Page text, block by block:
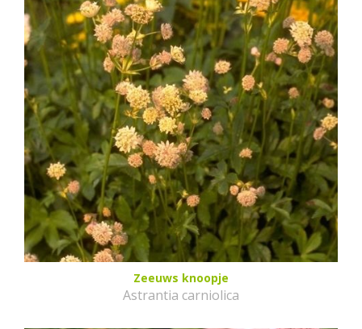
Zeeuws knoopje
Astrantia carniolica